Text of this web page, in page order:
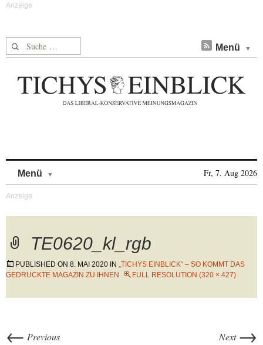
Suche nach: Menü
Menü Fr, 7. Aug 2026
TE0620_kl_rgb
PUBLISHED ON 8. MAI 2020 IN „TICHYS EINBLICK“ – SO KOMMT DAS
GEDRUCKTE MAGAZIN ZU IHNEN
FULL RESOLUTION (320 × 427)
← Previous Next →